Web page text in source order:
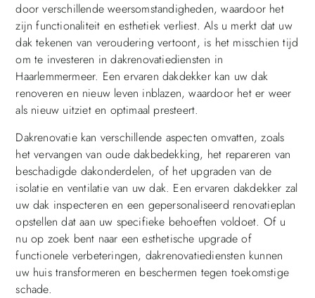
door verschillende weersomstandigheden, waardoor het
zijn functionaliteit en esthetiek verliest. Als u merkt dat uw
dak tekenen van veroudering vertoont, is het misschien tijd
om te investeren in dakrenovatiediensten in
Haarlemmermeer. Een ervaren dakdekker kan uw dak
renoveren en nieuw leven inblazen, waardoor het er weer
als nieuw uitziet en optimaal presteert.
Dakrenovatie kan verschillende aspecten omvatten, zoals
het vervangen van oude dakbedekking, het repareren van
beschadigde dakonderdelen, of het upgraden van de
isolatie en ventilatie van uw dak. Een ervaren dakdekker zal
uw dak inspecteren en een gepersonaliseerd renovatieplan
opstellen dat aan uw specifieke behoeften voldoet. Of u
nu op zoek bent naar een esthetische upgrade of
functionele verbeteringen, dakrenovatiediensten kunnen
uw huis transformeren en beschermen tegen toekomstige
schade.